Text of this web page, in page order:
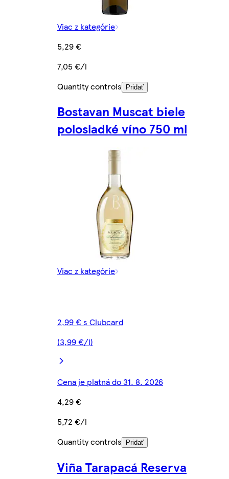
Viac z kategórie
5,29 €
7,05 €/l
Quantity controls
Pridať
Bostavan Muscat biele
polosladké víno 750 ml
Viac z kategórie
2,99 € s Clubcard
(3,99 €/l)
Cena je platná do 31. 8. 2026
4,29 €
5,72 €/l
Quantity controls
Pridať
Viña Tarapacá Reserva